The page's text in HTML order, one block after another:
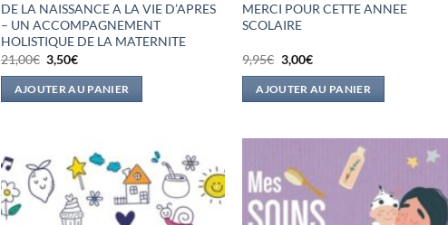
DE LA NAISSANCE A LA VIE D’APRES
– UN ACCOMPAGNEMENT
HOLISTIQUE DE LA MATERNITE
21,00€ Le
prix
initial
était :
3,50€Le
actuel
est :
AJOUTER AU PANIER
MERCI POUR CETTE ANNEE
SCOLAIRE
9,95€ Le
prix
initial
était :
3,00€Le
actuel
est :
AJOUTER AU PANIER